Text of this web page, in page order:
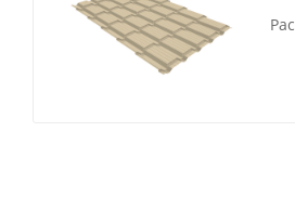
требующая сложного
Максимальная длина изделия